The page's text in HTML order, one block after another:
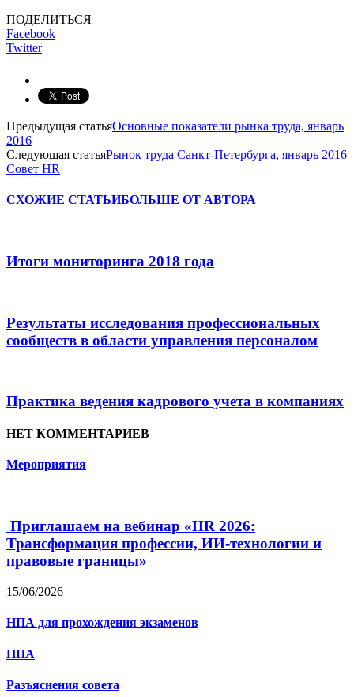
ПОДЕЛИТЬСЯ
Facebook
Twitter
Предыдущая статьяОсновные показатели рынка труда, январь
2016
Следующая статьяРынок труда Санкт-Петербурга, январь 2016
Совет HR
СХОЖИЕ СТАТЬИБОЛЬШЕ ОТ АВТОРА
Итоги мониторинга 2018 года
Результаты исследования профессиональных
сообществ в области управления персоналом
Практика ведения кадрового учета в компаниях
НЕТ КОММЕНТАРИЕВ
Мероприятия
Приглашаем на вебинар «HR 2026:
Трансформация профессии, ИИ-технологии и
правовые границы»
15/06/2026
НПА для прохождения экзаменов
НПА
Разъяснения совета